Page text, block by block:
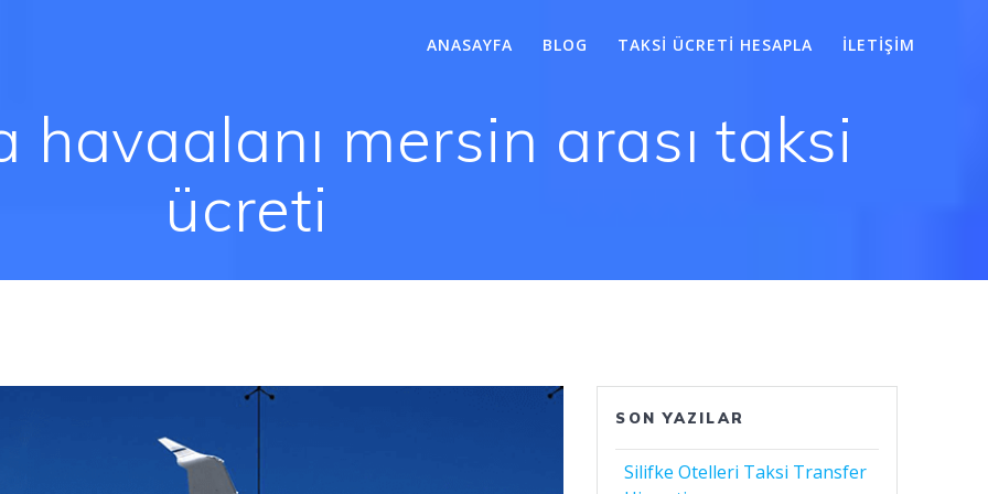
ANASAYFA BLOG TAKSI ÜCRETI HESAPLA İLETIŞIM
havaalanı mersin arası taksi
ücreti
SON YAZILAR
Silifke Otelleri Taksi Transfer